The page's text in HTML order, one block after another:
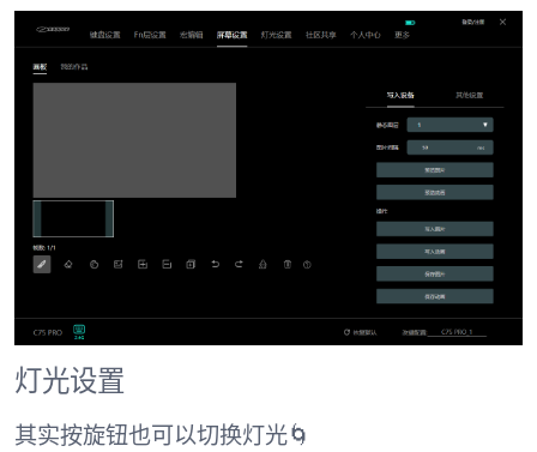
灯光设置
其实按旋钮也可以切换灯光🌀